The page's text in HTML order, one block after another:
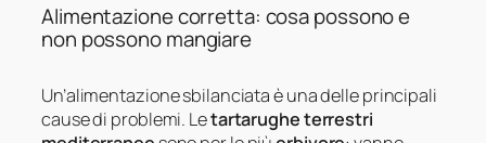
Alimentazione corretta: cosa possono e
non possono mangiare
Un’alimentazione sbilanciata è una delle principali
cause di problemi. Letartarughe terrestri